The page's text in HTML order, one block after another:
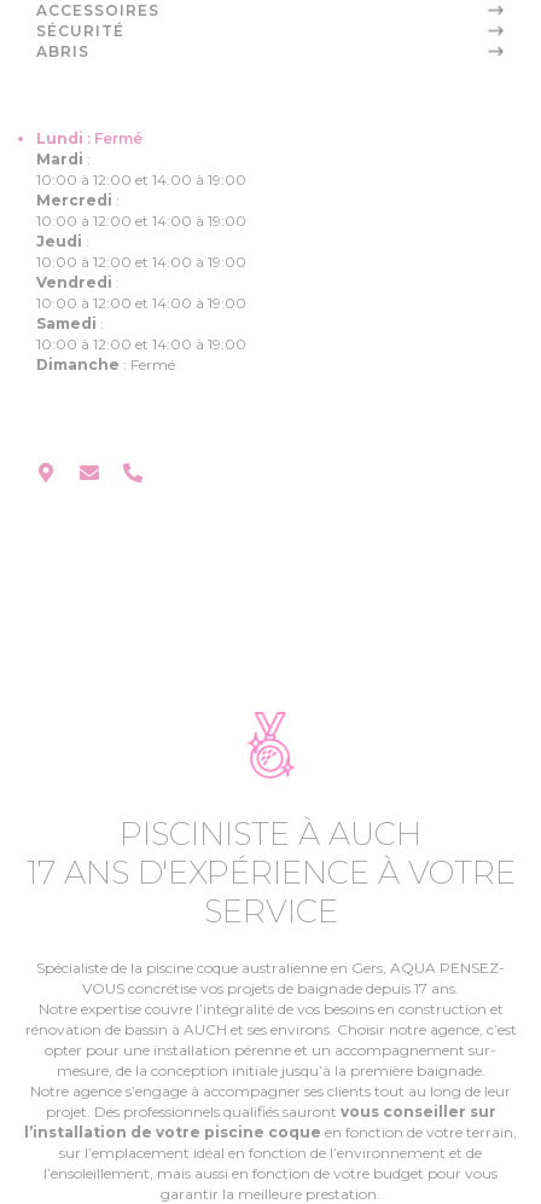
ACCESSOIRES
SÉCURITÉ
ABRIS
Lundi : Fermé
Mardi :
10:00 à 12:00 et 14:00 à 19:00
Mercredi :
10:00 à 12:00 et 14:00 à 19:00
Jeudi :
10:00 à 12:00 et 14:00 à 19:00
Vendredi :
10:00 à 12:00 et 14:00 à 19:00
Samedi :
10:00 à 12:00 et 14:00 à 19:00
Dimanche : Fermé
PISCINISTE À AUCH
17 ANS D'EXPÉRIENCE À VOTRE
SERVICE
Spécialiste de la piscine coque australienne en Gers, AQUA PENSEZ-
VOUS concrétise vos projets de baignade depuis 17 ans.
Notre expertise couvre l’intégralité de vos besoins en construction et
rénovation de bassin à AUCH et ses environs. Choisir notre agence, c’est
opter pour une installation pérenne et un accompagnement sur-
mesure, de la conception initiale jusqu’à la première baignade.
Notre agence s’engage à accompagner ses clients tout au long de leur
projet. Des professionnels qualifiés sauront vous conseiller sur
l’installation de votre piscine coque en fonction de votre terrain,
sur l’emplacement idéal en fonction de l’environnement et de
l’ensoleillement, mais aussi en fonction de votre budget pour vous
garantir la meilleure prestation.